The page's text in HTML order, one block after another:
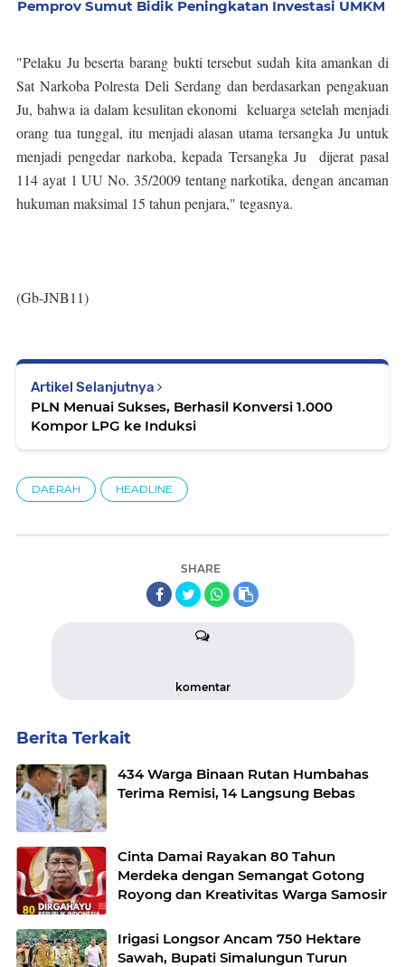
Pemprov Sumut Bidik Peningkatan Investasi UMKM
"Pelaku Ju beserta barang bukti tersebut sudah kita amankan di
Sat Narkoba Polresta Deli Serdang dan berdasarkan pengakuan
Ju, bahwa ia dalam kesulitan ekonomi keluarga setelah menjadi
orang tua tunggal, itu menjadi alasan utama tersangka Ju untuk
menjadi pengedar narkoba, kepada Tersangka Ju dijerat pasal
114 ayat 1 UU No. 35/2009 tentang narkotika, dengan ancaman
hukuman maksimal 15 tahun penjara," tegasnya.
(Gb-JNB11)
Artikel Selanjutnya
PLN Menuai Sukses, Berhasil Konversi 1.000
Kompor LPG ke Induksi
DAERAH HEADLINE
SHARE
komentar
Berita Terkait
434 Warga Binaan Rutan Humbahas
Terima Remisi, 14 Langsung Bebas
Cinta Damai Rayakan 80 Tahun
Merdeka dengan Semangat Gotong
Royong dan Kreativitas Warga Samosir
Irigasi Longsor Ancam 750 Hektare
Sawah, Bupati Simalungun Turun